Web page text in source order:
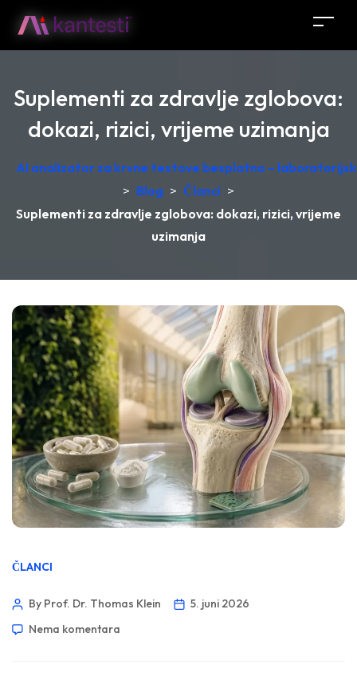
Suplementi za zdravlje zglobova:
dokazi, rizici, vrijeme uzimanja
AI analizator za krvne testove besplatno –
> Blog > Članci >
Suplementi za zdravlje zglobova: dokazi, rizici, vrijeme
uzimanja
ČLANCI
By Prof. Dr. Thomas Klein
5. juni 2026
Nema komentara